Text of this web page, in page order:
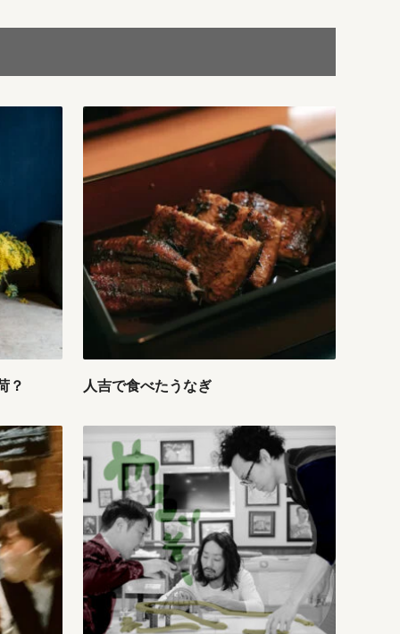
？ 人吉で食べたうなぎ